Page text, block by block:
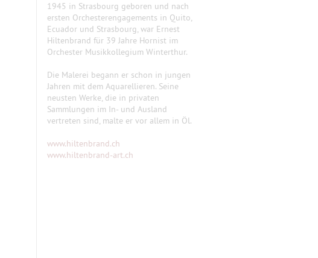
1945 in Strasbourg geboren und nach
ersten Orchesterengagements in Quito,
Ecuador und Strasbourg, war Ernest
Hiltenbrand für 39 Jahre Hornist im
Orchester Musikkollegium Winterthur.
Die Malerei begann er schon in jungen
Jahren mit dem Aquarellieren. Seine
neusten Werke, die in privaten
Sammlungen im In- und Ausland
vertreten sind, malte er vor allem in Öl.
www.hiltenbrand.ch
www.hiltenbrand-art.ch